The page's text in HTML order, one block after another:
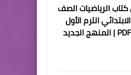
الرياضيات الصف
الترم الأول
2027 PDF | المنهج الجديد